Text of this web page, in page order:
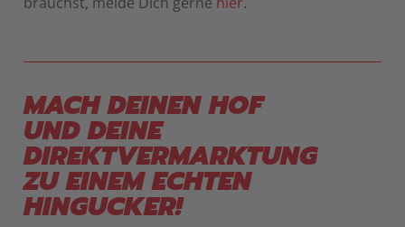
MACH DEINEN HOF
UND DEINE
DIREKTVERMARKTUNG
ZU EINEM ECHTEN
HINGUCKER!